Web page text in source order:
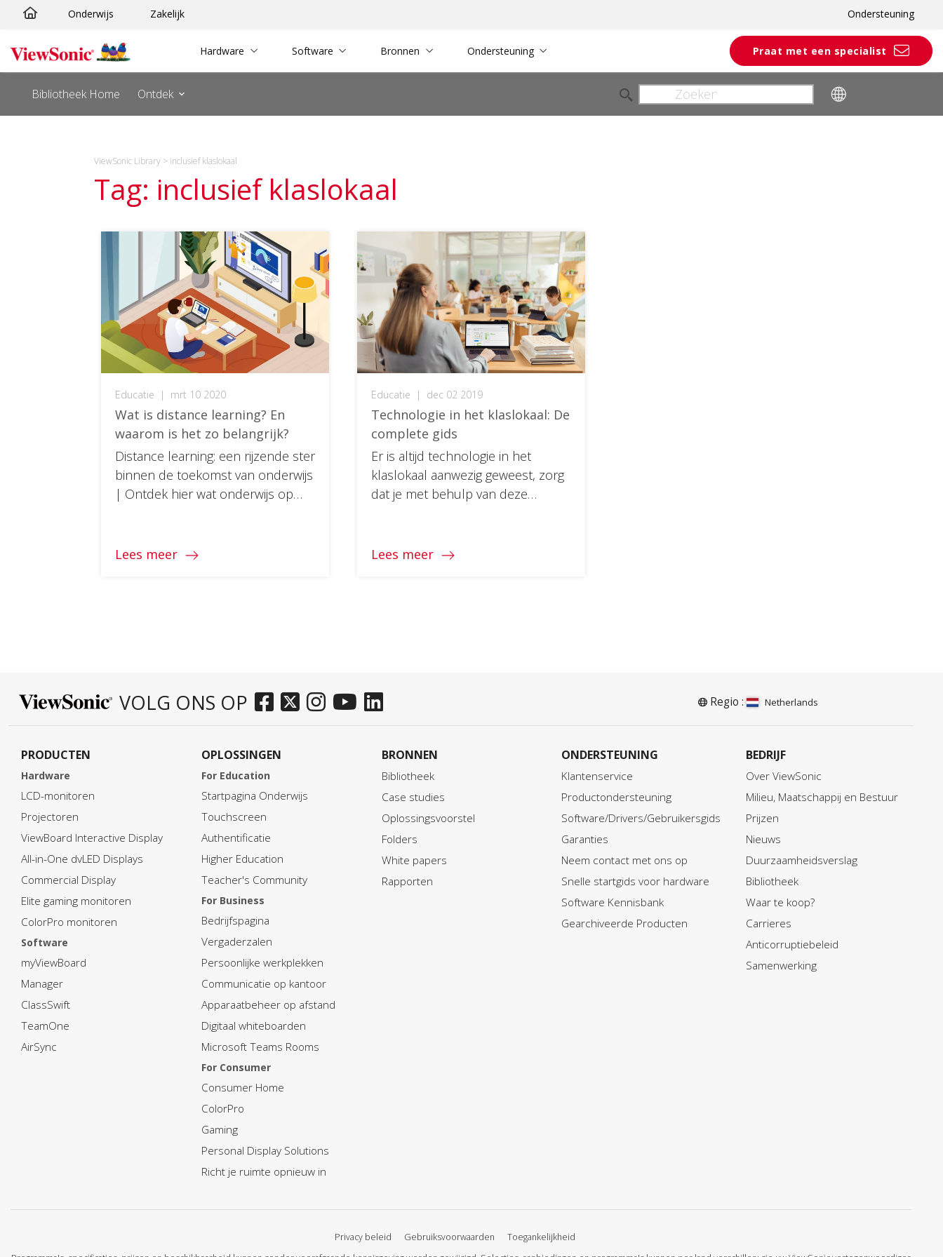
de
inhoud
Onderwijs Zakelijk Ondersteuning
Hardware Software Bronnen Ondersteuning Praat met een specialist
Bibliotheek Home Ontdek
ViewSonic Library > inclusief klaslokaal
Tag: inclusief klaslokaal
Educatie | mrt 10 2020
Wat is distance learning? En
waarom is het zo belangrijk?
Distance learning: een rijzende ster
binnen de toekomst van onderwijs
| Ontdek hier wat onderwijs op
Lees meer
Educatie | dec 02 2019
Technologie in het klaslokaal: De
complete gids
Er is altijd technologie in het
klaslokaal aanwezig geweest, zorg
dat je met behulp van deze
teweeg brengt in het onderwijs.
Lees meer
VOLG ONS OP Regio : Netherlands
PRODUCTEN
Hardware
LCD-monitoren
Projectoren
ViewBoard Interactive Display
All-in-One dvLED Displays
Commercial Display
Elite gaming monitoren
ColorPro monitoren
Software
myViewBoard
Manager
ClassSwift
TeamOne
AirSync
OPLOSSINGEN
For Education
Startpagina Onderwijs
Touchscreen
Authentificatie
Higher Education
Teacher's Community
For Business
Bedrijfspagina
Vergaderzalen
Persoonlijke werkplekken
Communicatie op kantoor
Apparaatbeheer op afstand
Digitaal whiteboarden
Microsoft Teams Rooms
For Consumer
Consumer Home
ColorPro
Gaming
Personal Display Solutions
Richt je ruimte opnieuw in
BRONNEN
Bibliotheek
Case studies
Oplossingsvoorstel
Folders
White papers
Rapporten
ONDERSTEUNING
Klantenservice
Productondersteuning
Software/Drivers/Gebruikersgids
Garanties
Neem contact met ons op
Snelle startgids voor hardware
Software Kennisbank
Gearchiveerde Producten
BEDRIJF
Over ViewSonic
Milieu, Maatschappij en Bestuur
Prijzen
Nieuws
Duurzaamheidsverslag
Bibliotheek
Waar te koop?
Carrieres
Anticorruptiebeleid
Samenwerking
Privacy beleid Gebruiksvoorwaarden
Toegankelijkheid